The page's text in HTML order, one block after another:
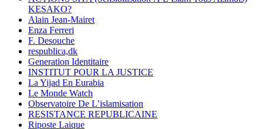
KESAKO?
Alain Jean-Mairet
Enza Ferreri
F. Desouche
respublica,dk
Generation Identitaire
INSTITUT POUR LA JUSTICE
La Yijad En Eurabia
Le Monde Watch
Observatoire De L’islamisation
RESISTANCE REPUBLICAINE
Riposte Laique